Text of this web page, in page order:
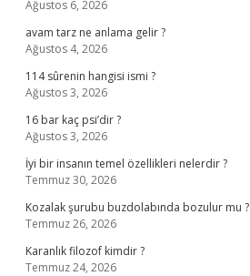
Ağustos 6, 2026
avam tarz ne anlama gelir ?
Ağustos 4, 2026
114 sûrenin hangisi ismi ?
Ağustos 3, 2026
16 bar kaç psi’dir ?
Ağustos 3, 2026
İyi bir insanın temel özellikleri nelerdir ?
Temmuz 30, 2026
Kozalak şurubu buzdolabında bozulur mu ?
Temmuz 26, 2026
Karanlık filozof kimdir ?
Temmuz 24, 2026